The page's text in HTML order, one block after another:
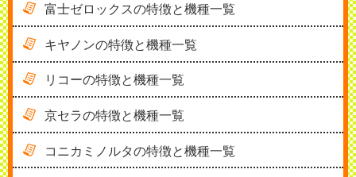
富士ゼロックスの特徴と機種一覧
キヤノンの特徴と機種一覧
リコーの特徴と機種一覧
京セラの特徴と機種一覧
コニカミノルタの特徴と機種一覧